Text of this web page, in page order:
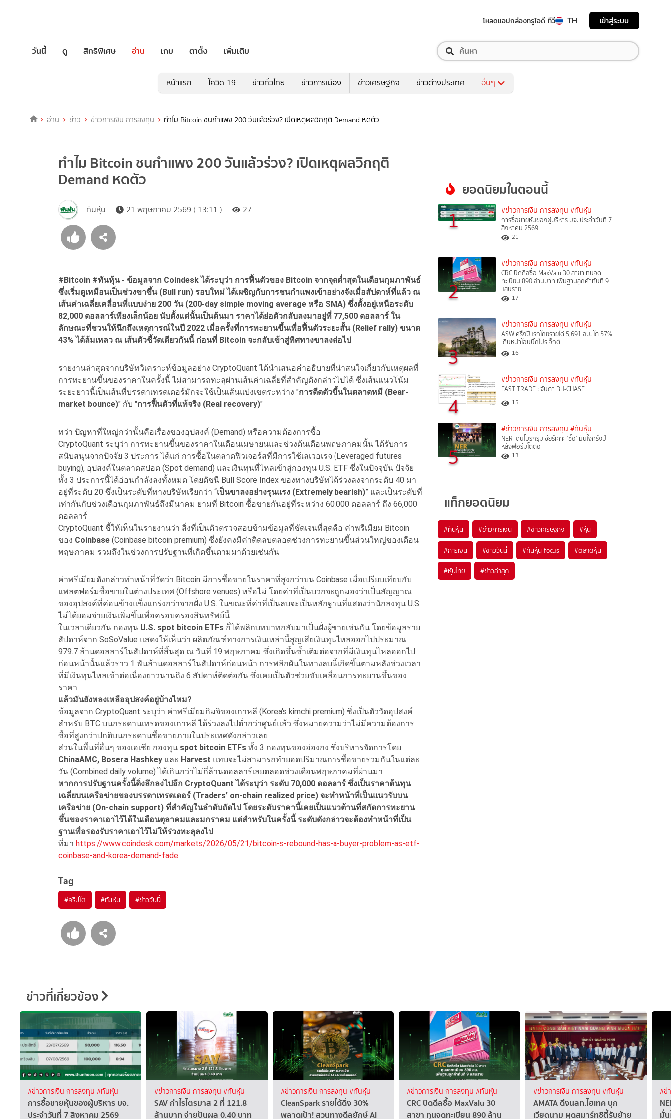
โหลดแอปกล่องทรูไอดี ทีวี TH เข้าสู่ระบบ
วันนี้ ดู สิทธิพิเศษ อ่าน เกม ตาตั้ง เพิ่มเติม
หน้าแรก โควิด-19 ข่าวทั่วไทย ข่าวการเมือง ข่าวเศรษฐกิจ ข่าวต่างประเทศ อื่นๆ
อ่าน ข่าว ข่าวการเงิน การลงทุน ทำไม Bitcoin ชนกำแพง 200 วันแล้วร่วง? เปิดเหตุผลวิกฤติ Demand หดตัว
ทำไม Bitcoin ชนกำแพง 200 วันแล้วร่วง? เปิดเหตุผลวิกฤติ
Demand หดตัว
ทันหุ้น 21 พฤษภาคม 2569 ( 13:11 ) 27
#Bitcoin #ทันหุ้น - ข้อมูลจาก Coindesk ได้ระบุว่า การฟื้นตัวของ Bitcoin จากจุดต่ำสุดในเดือนกุมภาพันธ์
ซึ่งเริ่มดูเหมือนเป็นช่วงขาขึ้น (Bull run) รอบใหม่ ได้เผชิญกับการชนกำแพงเข้าอย่างจังเมื่อสัปดาห์ที่แล้ว ณ
เส้นค่าเฉลี่ยเคลื่อนที่แบบง่าย 200 วัน (200-day simple moving average หรือ SMA) ซึ่งตั้งอยู่เหนือระดับ
82,000 ดอลลาร์เพียงเล็กน้อย นับตั้งแต่นั้นเป็นต้นมา ราคาได้ย่อตัวกลับลงมาอยู่ที่ 77,500 ดอลลาร์ ใน
ลักษณะที่ชวนให้นึกถึงเหตุการณ์ในปี 2022 เมื่อครั้งที่การทะยานขึ้นเพื่อฟื้นตัวระยะสั้น (Relief rally) ขนาด
43% ได้ล้มเหลว ณ เส้นตัวชี้วัดเดียวกันนี้ ก่อนที่ Bitcoin จะกลับเข้าสู่ทิศทางขาลงต่อไป
รายงานล่าสุดจากบริษัทวิเคราะห์ข้อมูลอย่าง CryptoQuant ได้นำเสนอคำอธิบายที่น่าสนใจเกี่ยวกับเหตุผลที่
การทะยานขึ้นของราคาในครั้งนี้ ไม่สามารถทะลุผ่านเส้นค่าเฉลี่ยที่สำคัญดังกล่าวไปได้ ซึ่งเส้นแนวโน้ม
ระยะยาวนี้เป็นเส้นที่บรรดาเทรดเดอร์มักจะใช้เป็นเส้นแบ่งเขตระหว่าง "การดีดตัวขึ้นในตลาดหมี (Bear-
market bounce)" กับ "การฟื้นตัวที่แท้จริง (Real recovery)"
ทว่า ปัญหาที่ใหญ่กว่านั้นคือเรื่องของอุปสงค์ (Demand) หรือความต้องการซื้อ
CryptoQuant ระบุว่า การทะยานขึ้นของราคาในเดือนเมษายนและช่วงต้นเดือนพฤษภาคมนั้น ได้รับการ
สนับสนุนจากปัจจัย 3 ประการ ได้แก่ การซื้อในตลาดฟิวเจอร์สที่มีการใช้เลเวอเรจ (Leveraged futures
buying), อุปสงค์ในตลาดสปอต (Spot demand) และเงินทุนที่ไหลเข้าสู่กองทุน U.S. ETF ซึ่งในปัจจุบัน ปัจจัย
ทั้ง 3 ประการนี้ได้อ่อนกำลังลงทั้งหมด โดยดัชนี Bull Score Index ของทางบริษัทได้ร่วงลงจากระดับ 40 มา
อยู่ที่ระดับ 20 ซึ่งเป็นระดับที่ทางบริษัทเรียกว่า “เป็นขาลงอย่างรุนแรง (Extremely bearish)” และเป็นระดับที่
เท่ากันกับช่วงเดือนกุมภาพันธ์ถึงมีนาคม ยามที่ Bitcoin ซื้อขายกันอยู่ที่ระหว่าง 60,000 ดอลลาร์ ถึง 66,000
ดอลลาร์
CryptoQuant ชี้ให้เห็นในรายงานว่า สิ่งที่เป็นตัวตรวจสอบข้ามข้อมูลที่ชัดเจนที่สุดคือ ค่าพรีเมียม Bitcoin
ของ Coinbase (Coinbase bitcoin premium) ซึ่งยังคงมีค่าติดลบตลอดช่วงการทะยานขึ้นส่วนใหญ่ของเดือน
พฤษภาคม รวมถึงในช่วงการปรับฐานที่เกิดขึ้นตามมาด้วยเช่นกัน
ค่าพรีเมียมดังกล่าวทำหน้าที่วัดว่า Bitcoin มีการซื้อขายในราคาที่สูงกว่าบน Coinbase เมื่อเปรียบเทียบกับ
แพลตฟอร์มซื้อขายในต่างประเทศ (Offshore venues) หรือไม่ โดยค่าที่เป็นบวกจะถูกมองว่าเป็นสัญญาณ
ของอุปสงค์ที่ค่อนข้างแข็งแกร่งกว่าจากฝั่ง U.S. ในขณะที่ค่าที่เป็นลบจะเป็นหลักฐานที่แสดงว่านักลงทุน U.S.
ไม่ได้ยอมจ่ายเงินเพิ่มขึ้นเพื่อครอบครองสินทรัพย์นี้
ในเวลาเดียวกัน กองทุน U.S. spot bitcoin ETFs ก็ได้พลิกบทบาทกลับมาเป็นฝั่งผู้ขายเช่นกัน โดยข้อมูลราย
สัปดาห์จาก SoSoValue แสดงให้เห็นว่า ผลิตภัณฑ์ทางการเงินเหล่านี้สูญเสียเงินทุนไหลออกไปประมาณ
979.7 ล้านดอลลาร์ในสัปดาห์ที่สิ้นสุด ณ วันที่ 19 พฤษภาคม ซึ่งเกิดขึ้นซ้ำเติมต่อจากที่มีเงินทุนไหลออกไป
ก่อนหน้านั้นแล้วราว 1 พันล้านดอลลาร์ในสัปดาห์ก่อนหน้า การพลิกผันในทางลบนี้เกิดขึ้นตามหลังช่วงเวลา
ที่มีเงินทุนไหลเข้าต่อเนื่องยาวนานถึง 6 สัปดาห์ติดต่อกัน ซึ่งเคยเป็นตัวช่วยขับเคลื่อนการทะยานขึ้นของ
ราคา
แล้วมันยังหลงเหลืออุปสงค์อยู่บ้างไหม?
ข้อมูลจาก CryptoQuant ระบุว่า ค่าพรีเมียมกิมจิของเกาหลี (Korea's kimchi premium) ซึ่งเป็นตัววัดอุปสงค์
สำหรับ BTC บนกระดานเทรดของเกาหลี ได้ร่วงลงไปต่ำกว่าศูนย์แล้ว ซึ่งหมายความว่าไม่มีความต้องการ
ซื้อที่สูงกว่าปกติบนกระดานซื้อขายภายในประเทศดังกล่าวเลย
ส่วนในพื้นที่อื่นๆ ของเอเชีย กองทุน spot bitcoin ETFs ทั้ง 3 กองทุนของฮ่องกง ซึ่งบริหารจัดการโดย
ChinaAMC, Bosera Hashkey และ Harvest แทบจะไม่สามารถทำยอดปริมาณการซื้อขายรวมกันในแต่ละ
วัน (Combined daily volume) ได้เกินกว่าไม่กี่ล้านดอลลาร์เลยตลอดช่วงเดือนพฤษภาคมที่ผ่านมา
หากการปรับฐานครั้งนี้ดิ่งลึกลงไปอีก CryptoQuant ได้ระบุว่า ระดับ 70,000 ดอลลาร์ ซึ่งเป็นราคาต้นทุน
เฉลี่ยบนเครือข่ายของบรรดาเทรดเดอร์ (Traders’ on-chain realized price) จะทำหน้าที่เป็นแนวรับบน
เครือข่าย (On-chain support) ที่สำคัญในลำดับถัดไป โดยระดับราคานี้เคยเป็นแนวต้านที่สกัดการทะยาน
ขึ้นของราคาเอาไว้ได้ในเดือนตุลาคมและมกราคม แต่สำหรับในครั้งนี้ ระดับดังกล่าวจะต้องทำหน้าที่เป็น
ฐานเพื่อรองรับราคาเอาไว้ไม่ให้ร่วงทะลุลงไป
ที่มา https://www.coindesk.com/markets/2026/05/21/bitcoin-s-rebound-has-a-buyer-problem-as-etf-
coinbase-and-korea-demand-fade
Tag
#คริปโต #ทันหุ้น #ข่าววันนี้
ยอดนิยมในตอนนี้
1 #ข่าวการเงิน การลงทุน #ทันหุ้น
การซื้อขายหุ้นของผู้บริหาร บจ. ประจำวันที่ 7
สิงหาคม 2569
21
2
#ข่าวการเงิน การลงทุน #ทันหุ้น
CRC ปิดดีลซื้อ MaxValu 30 สาขา ทุนจด
ทะเบียน 890 ล้านบาท เพิ่มฐานลูกค้าทันที 9
แสนราย
17
3
#ข่าวการเงิน การลงทุน #ทันหุ้น
ASW ครึ่งปีแรกโกยรายได้ 5,691 ลบ. โต 57%
เดินหน้าโอนบิ๊กโปรเจ็กต์
16
4
#ข่าวการเงิน การลงทุน #ทันหุ้น
FAST TRADE : จับตา BH-CHASE
15
5
#ข่าวการเงิน การลงทุน #ทันหุ้น
NER เด่นโบรกรุมเชียร์เคาะ ‘ซื้อ’ มั่นใจครึ่งปี
หลังฟอร์มโตต่อ
13
แท็กยอดนิยม
#ทันหุ้น #ข่าวการเงิน #ข่าวเศรษฐกิจ #หุ้น
#การเงิน #ข่าววันนี้ #ทันหุ้น focus #ตลาดหุ้น
#หุ้นไทย #ข่าวล่าสุด
ข่าวที่เกี่ยวข้อง
#ข่าวการเงิน การลงทุน #ทันหุ้น
การซื้อขายหุ้นของผู้บริหาร บจ.
ประจำวันที่ 7 สิงหาคม 2569
#ข่าวการเงิน การลงทุน #ทันหุ้น
SAV กำไรไตรมาส 2 ที่ 121.8
ล้านบาท จ่ายปันผล 0.40 บาท
#ข่าวการเงิน การลงทุน #ทันหุ้น
CleanSpark รายได้ดิ่ง 30%
พลาดเป้า! สวนทางดีลยักษ์ AI
#ข่าวการเงิน การลงทุน #ทันหุ้น
CRC ปิดดีลซื้อ MaxValu 30
สาขา ทุนจดทะเบียน 890 ล้าน
#ข่าวการเงิน การลงทุน #ทันหุ้น
AMATA ดึงนลท.ไฮเทค บุก
เวียดนาม ผุดสมาร์ทซิตี้รับย้าย
#ข่
มั่